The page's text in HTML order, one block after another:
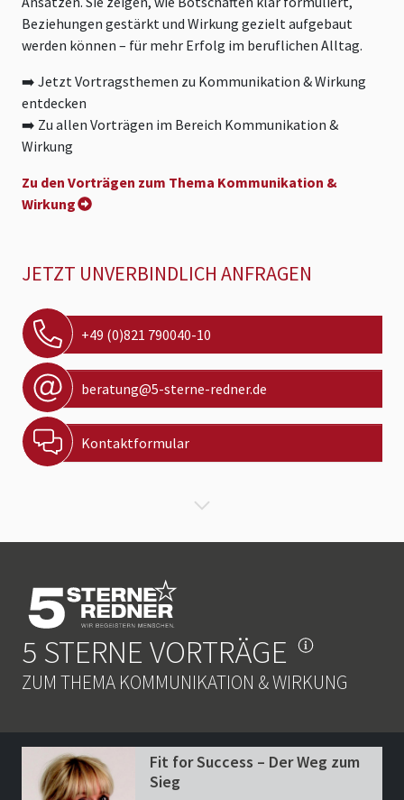
Beziehungen gestärkt und Wirkung gezielt aufgebaut
werden können – für mehr Erfolg im beruflichen Alltag.
➡️ Jetzt Vortragsthemen zu Kommunikation & Wirkung
entdecken
➡️ Zu allen Vorträgen im Bereich Kommunikation &
Wirkung
Zu den Vorträgen zum Thema Kommunikation &
Wirkung
JETZT UNVERBINDLICH ANFRAGEN
+49 (0)821 790040-10
beratung@5-sterne-redner.de
Kontaktformular
5 STERNE VORTRÄGE
ZUM THEMA KOMMUNIKATION & WIRKUNG